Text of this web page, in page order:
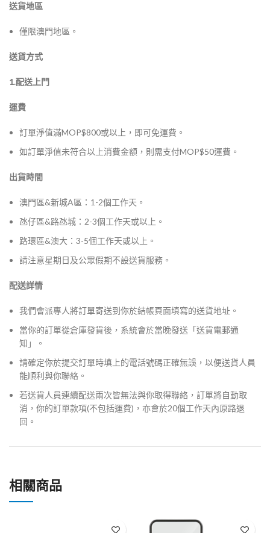
送貨地區
僅限澳門地區。
送貨方式
1.配送上門
運費
訂單淨值滿MOP$800或以上，即可免運費。
如訂單淨值未符合以上消費金額，則需支付MOP$50運費。
出貨時間
澳門區&新城A區：1-2個工作天。
氹仔區&路氹城：2-3個工作天或以上。
路環區&澳大：3-5個工作天或以上。
請注意星期日及公眾假期不設送貨服務。
配送詳情
我們會派專人將訂單寄送到你於結帳頁面填寫的送貨地址。
當你的訂單從倉庫發貨後，系統會於當晚發送「送貨電郵通
知」。
請確定你於提交訂單時填上的電話號碼正確無誤，以便送貨人員
能順利與你聯絡。
若送貨人員連續配送兩次皆無法與你取得聯絡，訂單將自動取
消，你的訂單款項(不包括運費)，亦會於20個工作天內原路退
回。
相關商品